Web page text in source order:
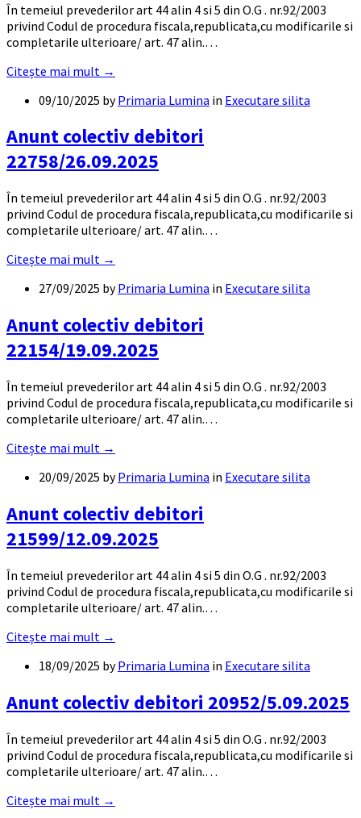
În temeiul prevederilor art 44 alin 4 si 5 din O.G . nr.92/2003
privind Codul de procedura fiscala,republicata,cu modificarile si
completarile ulterioare/ art. 47 alin.…
Citește mai mult →
09/10/2025 byPrimaria Lumina in Executare silita
Anunt colectiv debitori
22758/26.09.2025
În temeiul prevederilor art 44 alin 4 si 5 din O.G . nr.92/2003
privind Codul de procedura fiscala,republicata,cu modificarile si
completarile ulterioare/ art. 47 alin.…
Citește mai mult →
27/09/2025 byPrimaria Lumina in Executare silita
Anunt colectiv debitori
22154/19.09.2025
În temeiul prevederilor art 44 alin 4 si 5 din O.G . nr.92/2003
privind Codul de procedura fiscala,republicata,cu modificarile si
completarile ulterioare/ art. 47 alin.…
Citește mai mult →
20/09/2025 byPrimaria Lumina in Executare silita
Anunt colectiv debitori
21599/12.09.2025
În temeiul prevederilor art 44 alin 4 si 5 din O.G . nr.92/2003
privind Codul de procedura fiscala,republicata,cu modificarile si
completarile ulterioare/ art. 47 alin.…
Citește mai mult →
18/09/2025 byPrimaria Lumina in Executare silita
Anunt colectiv debitori 20952/5.09.2025
În temeiul prevederilor art 44 alin 4 si 5 din O.G . nr.92/2003
privind Codul de procedura fiscala,republicata,cu modificarile si
completarile ulterioare/ art. 47 alin.…
Citește mai mult →